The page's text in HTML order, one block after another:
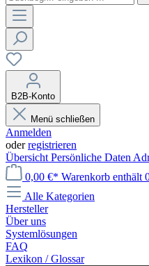
B2B-Konto
Menü schließen
Anmelden
oderregistrieren
Übersicht Persönliche Daten
0,00 €* Warenkorb enthält
Alle Kategorien
Hersteller
Über uns
Systemlösungen
FAQ
Lexikon / Glossar